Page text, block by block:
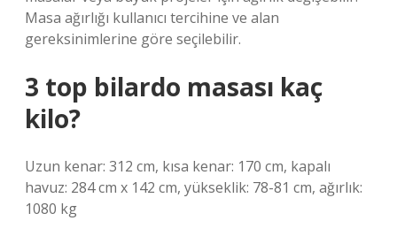
Masa ağırlığı kullanıcı tercihine ve alan
gereksinimlerine göre seçilebilir.
3 top bilardo masası kaç
kilo?
Uzun kenar: 312 cm, kısa kenar: 170 cm, kapalı
havuz: 284 cm x 142 cm, yükseklik: 78-81 cm, ağırlık:
1080 kg